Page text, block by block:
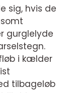
sig, hvis de
gurglelyde
i kælder
tilbageløb